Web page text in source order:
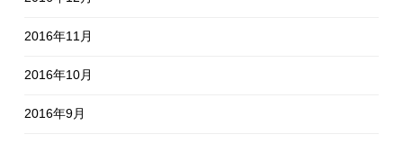
2016年11月
2016年10月
2016年9月